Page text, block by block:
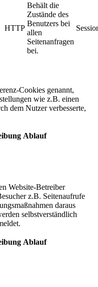
HTTP
Behält die
Zustände des
Benutzers bei
allen
Seitenanfragen
bei.
Cookies genannt,
wie z.B. einen
dem Nutzer verbesserte,
Ablauf
Website-Betreiber
z.B. Seitenaufrufe
daraus
selbstverständlich
Ablauf